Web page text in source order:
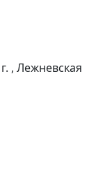
г. , Лежневская